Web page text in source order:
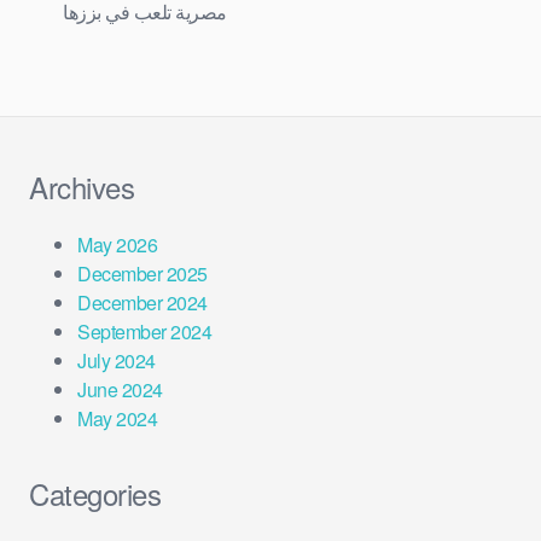
مصرية تلعب في بززها
Archives
May 2026
December 2025
December 2024
September 2024
July 2024
June 2024
May 2024
Categories